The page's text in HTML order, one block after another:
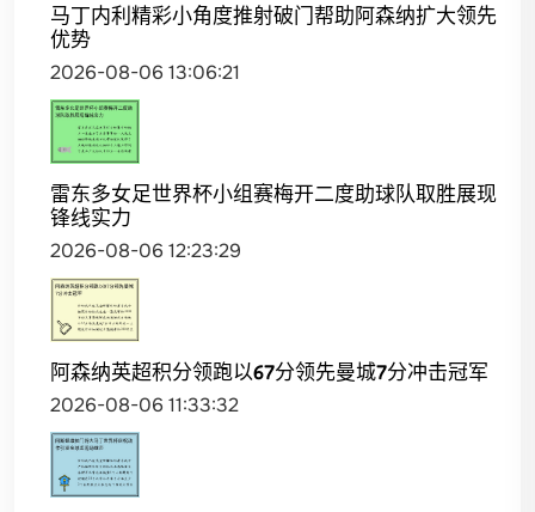
马丁内利精彩小角度推射破门帮助阿森纳扩大领先
优势
2026-08-06 13:06:21
雷东多女足世界杯小组赛梅开二度助球队取胜展现
锋线实力
2026-08-06 12:23:29
阿森纳英超积分领跑以67分领先曼城7分冲击冠军
2026-08-06 11:33:32